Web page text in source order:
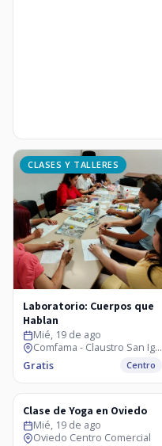
CLASES Y TALLERES
Laboratorio: Cuerpos que
Hablan
Mié, 19 de ago
Comfama - Claustro San Ignacio
Gratis Centro
CLASES Y TALLERES
Clase de Yoga en Oviedo
Mié, 19 de ago
Oviedo Centro Comercial